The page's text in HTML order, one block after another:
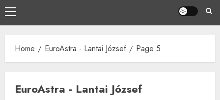
Primary
Menu
Home EuroAstra - Lantai József Page 5
EuroAstra - Lantai József